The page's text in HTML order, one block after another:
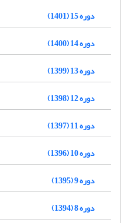
دوره 15 (1401)
دوره 14 (1400)
دوره 13 (1399)
دوره 12 (1398)
دوره 11 (1397)
دوره 10 (1396)
دوره 9 (1395)
دوره 8 (1394)